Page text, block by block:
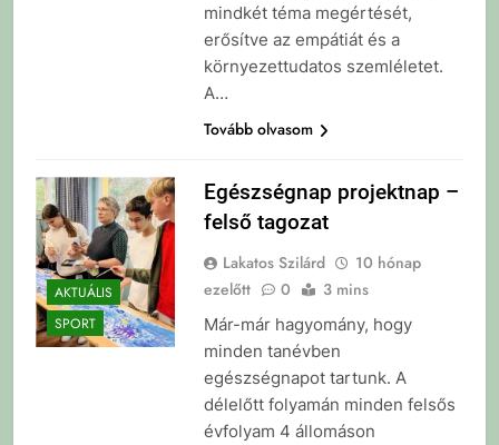
mindkét téma megértését,
erősítve az empátiát és a
környezettudatos szemléletet.
A…
Tovább olvasom
AKTUÁLIS
SPORT
Egészségnap projektnap –
felső tagozat
Lakatos Szilárd
10 hónap
ezelőtt
0 3 mins
Már-már hagyomány, hogy
minden tanévben
egészségnapot tartunk. A
délelőtt folyamán minden felsős
évfolyam 4 állomáson